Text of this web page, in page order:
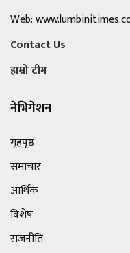
Web:
Contact Us
हाम्रो टीम
नेभिगेशन
गृहपृष्ठ
समाचार
आर्थिक
विशेष
राजनीति